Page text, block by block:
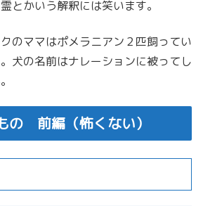
とかいう解釈には笑います。
のママはポメラニアン２匹飼ってい
犬の名前はナレーションに被ってし
の 前編（怖くない）